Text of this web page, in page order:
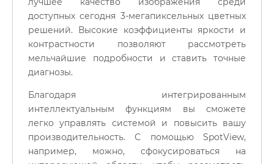
доступных сегодня 3-мегапиксельных цветных
решений. Высокие коэффициенты яркости и
контрастности позволяют рассмотреть
мельчайшие подробности и ставить точные
диагнозы.
Благодаря интегрированным
интеллектуальным функциям вы сможете
легко управлять системой и повысить вашу
производительность. С помощью SpotView,
например, можно, сфокусироваться на